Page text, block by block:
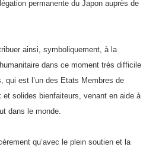
permanente du Japon auprès de
ainsi, symboliquement, à la
dans ce moment très difficile
qui est l’un des Etats Membres de
et solides bienfaiteurs, venant en aide à
dans le monde.
qu’avec le plein soutien et la